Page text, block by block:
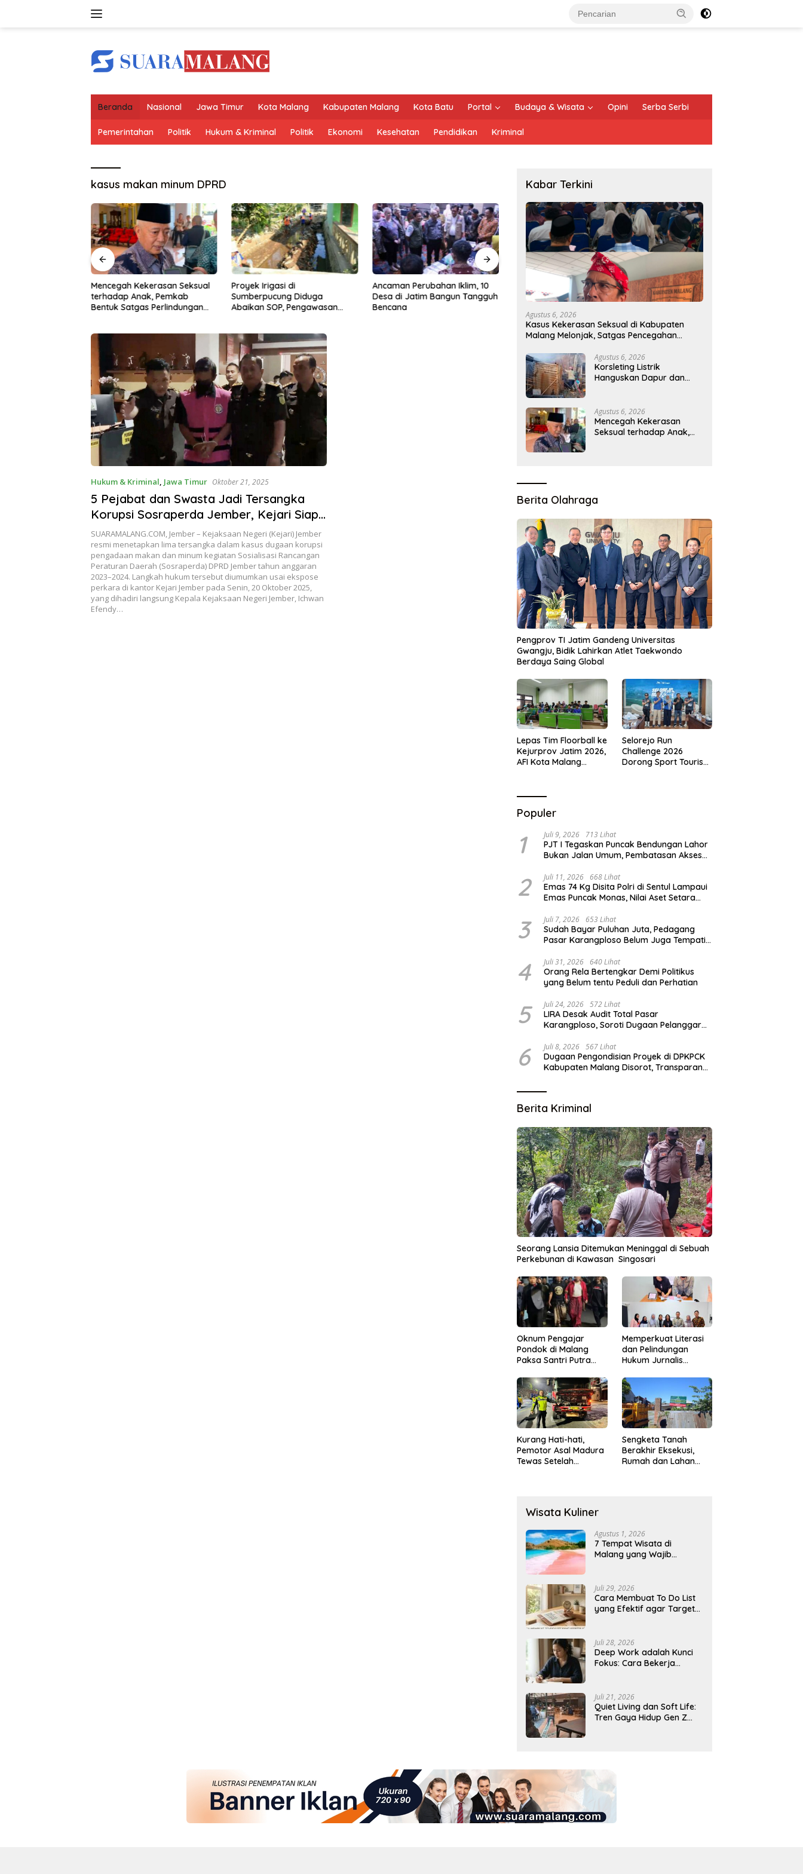
Beranda Nasional Jawa Timur Kota Malang Kabupaten Malang Kota Batu Portal Budaya & Wisata Opini Serba Serbi
Pemerintahan Politik Hukum & Kriminal Politik Ekonomi Kesehatan Pendidikan Kriminal
kasus makan minum DPRD
Mencegah Kekerasan Seksual
terhadap Anak, Pemkab
Bentuk Satgas Perlindungan
Proyek Irigasi di
Sumberpucung Diduga
Abaikan SOP, Pengawasan
Ancaman Perubahan Iklim, 10
Desa di Jatim Bangun Tangguh
Bencana
Sebanyak 300 Akademisi
Mengikuti ICODES 2026,
Kolaborasi Riset Global
LIRA Desak Pemerintah
Kembalikan Program MBG ke
Hukum & Kriminal, Jawa Timur Oktober 21, 2025
5 Pejabat dan Swasta Jadi Tersangka
Korupsi Sosraperda Jember, Kejari Siap
Tetapkan SR sebagai Buronan Jika Tetap
Mangkir
SUARAMALANG.COM, Jember – Kejaksaan Negeri (Kejari) Jember
resmi menetapkan lima tersangka dalam kasus dugaan korupsi
pengadaan makan dan minum kegiatan Sosialisasi Rancangan
Peraturan Daerah (Sosraperda) DPRD Jember tahun anggaran
2023–2024. Langkah hukum tersebut diumumkan usai ekspose
perkara di kantor Kejari Jember pada Senin, 20 Oktober 2025,
yang dihadiri langsung Kepala Kejaksaan Negeri Jember, Ichwan
Efendy…
Kabar Terkini
Agustus 6, 2026
Kasus Kekerasan Seksual di Kabupaten
Malang Melonjak, Satgas Pencegahan
Agustus 6, 2026
Korsleting Listrik
Hanguskan Dapur dan
Agustus 6, 2026
Mencegah Kekerasan
Seksual terhadap Anak,
Berita Olahraga
Pengprov TI Jatim Gandeng Universitas
Gwangju, Bidik Lahirkan Atlet Taekwondo
Berdaya Saing Global
Lepas Tim Floorball ke
Kejurprov Jatim 2026,
AFI Kota Malang
Selorejo Run
Challenge 2026
Dorong Sport Tourism
Populer
1 Juli 9, 2026 713 Lihat
PJT I Tegaskan Puncak Bendungan Lahor
Bukan Jalan Umum, Pembatasan Akses
2 Juli 11, 2026 668 Lihat
Emas 74 Kg Disita Polri di Sentul Lampaui
Emas Puncak Monas, Nilai Aset Setara
3 Juli 7, 2026 653 Lihat
Sudah Bayar Puluhan Juta, Pedagang
Pasar Karangploso Belum Juga Tempati
4 Juli 31, 2026 640 Lihat
Orang Rela Bertengkar Demi Politikus
yang Belum tentu Peduli dan Perhatian
5 Juli 24, 2026 572 Lihat
LIRA Desak Audit Total Pasar
Karangploso, Soroti Dugaan Pelanggaran
6 Juli 8, 2026 567 Lihat
Dugaan Pengondisian Proyek di DPKPCK
Kabupaten Malang Disorot, Transparansi
Berita Kriminal
Seorang Lansia Ditemukan Meninggal di Sebuah
Perkebunan di Kawasan Singosari
Oknum Pengajar
Pondok di Malang
Paksa Santri Putra
Memperkuat Literasi
dan Pelindungan
Hukum Jurnalis
Hukumonline
Menyediakan Layanan
AI Gratis
Kurang Hati-hati,
Pemotor Asal Madura
Tewas Setelah
Sengketa Tanah
Berakhir Eksekusi,
Rumah dan Lahan
Wisata Kuliner
Agustus 1, 2026
7 Tempat Wisata di
Malang yang Wajib
Juli 29, 2026
Cara Membuat To Do List
yang Efektif agar Target
Juli 28, 2026
Deep Work adalah Kunci
Fokus: Cara Bekerja
Juli 21, 2026
Quiet Living dan Soft Life:
Tren Gaya Hidup Gen Z